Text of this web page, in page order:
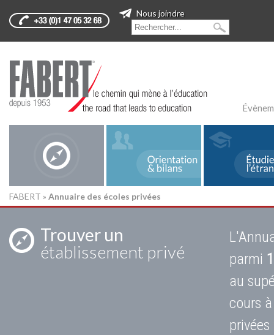
Nous joindre
FABERT » Annuaire des écoles privées
Trouver un
établissement privé
parmi
au
cours